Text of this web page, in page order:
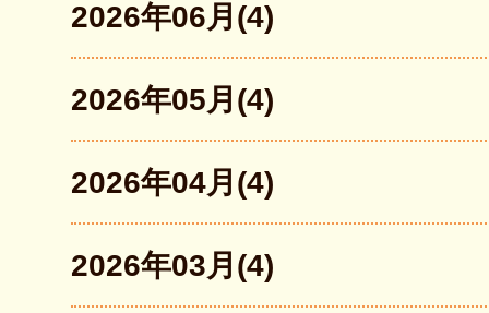
2026年06月(4)
2026年05月(4)
2026年04月(4)
2026年03月(4)